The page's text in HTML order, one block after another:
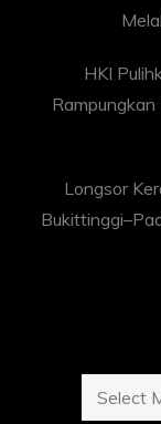
HKI
Longsor
Archives